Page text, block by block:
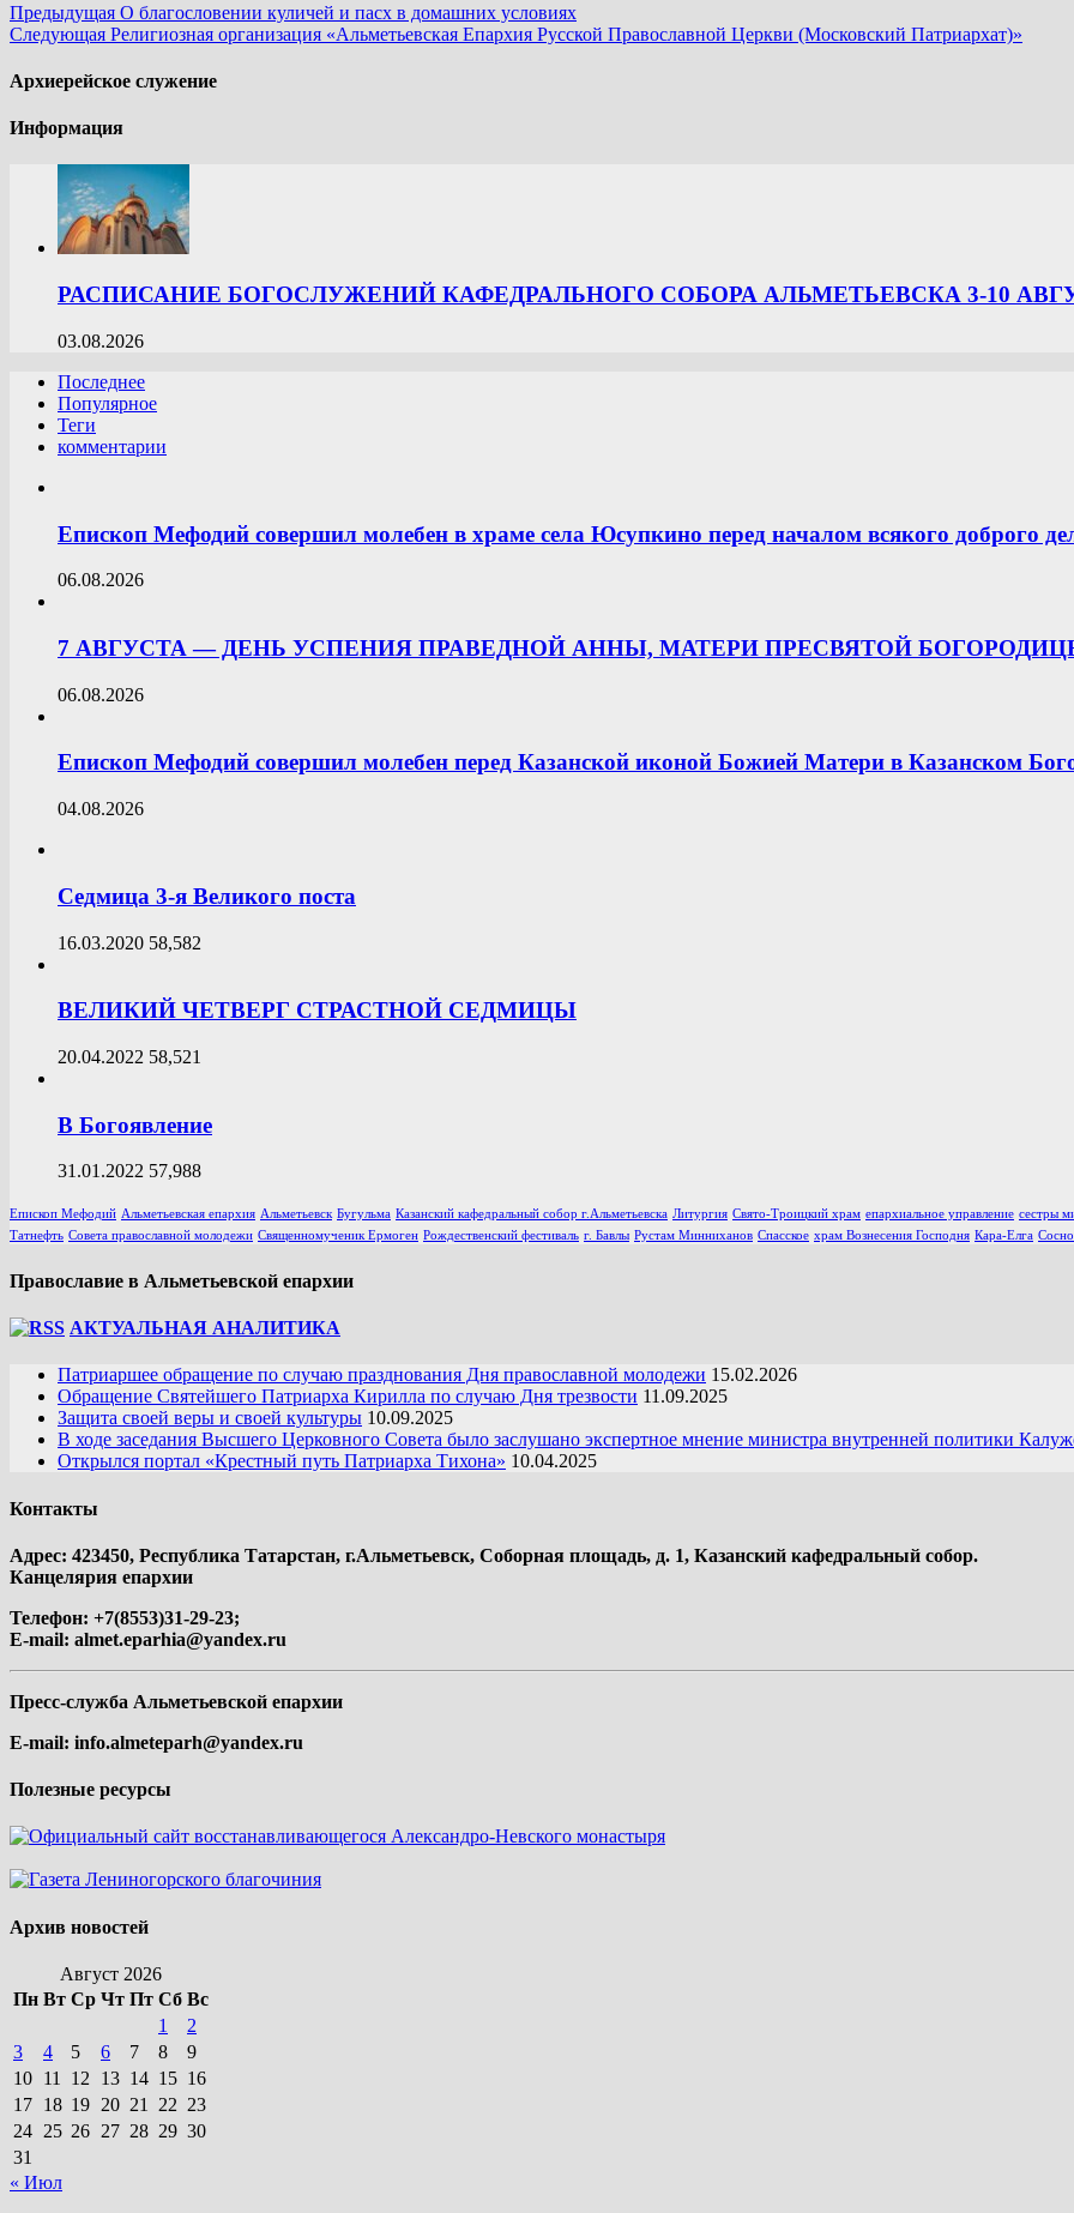
Предыдущая О благословении куличей и пасх в домашних условиях
Следующая Религиозная организация «Альметьевская Епархия Русской Православной Церкви (Московский Патриархат)»
Архиерейское служение
Информация
РАСПИСАНИЕ БОГОСЛУЖЕНИЙ КАФЕДРАЛЬНОГО СОБОРА АЛЬМЕТЬЕВСКА 3-10
03.08.2026
Последнее
Популярное
Теги
комментарии
Епископ Мефодий совершил молебен в храме села Юсупкино перед началом всякого доброго
06.08.2026
7 АВГУСТА — ДЕНЬ УСПЕНИЯ ПРАВЕДНОЙ АННЫ, МАТЕРИ ПРЕСВЯТОЙ
06.08.2026
Епископ Мефодий совершил молебен перед Казанской иконой Божией Матери в Казанском
04.08.2026
Седмица 3-я Великого поста
16.03.2020 58,582
ВЕЛИКИЙ ЧЕТВЕРГ СТРАСТНОЙ СЕДМИЦЫ
20.04.2022 58,521
В Богоявление
31.01.2022 57,988
Епископ Мефодий Альметьевская епархия Альметьевск Бугульма Казанский кафедральный собор г.Альметьевска Литургия Свято-Троицкий храм епархиальное управление сестры
Татнефть Совета православной молодежи Священномученик Ермоген Рождественский фестиваль г. Бавлы Рустам Минниханов Спасское храм Вознесения Господня Кара-Елга
Православие в Альметьевской епархии
АКТУАЛЬНАЯ АНАЛИТИКА
Патриаршее обращение по случаю празднования Дня православной молодежи 15.02.2026
Обращение Святейшего Патриарха Кирилла по случаю Дня трезвости 11.09.2025
Защита своей веры и своей культуры 10.09.2025
В ходе заседания Высшего Церковного Совета было заслушано экспертное мнение министра внутренней политики
Открылся портал «Крестный путь Патриарха Тихона» 10.04.2025
Контакты
Адрес: 423450, Республика Татарстан, г.Альметьевск, Соборная площадь, д. 1, Казанский кафедральный собор.
Канцелярия епархии
Телефон: +7(8553)31-29-23;
E-mail: almet.eparhia@yandex.ru
Пресс-служба Альметьевской епархии
E-mail: info.almeteparh@yandex.ru
Полезные ресурсы
Архив новостей
Август 2026
Пн Вт Ср Чт Пт Сб Вс
1
2
3
4 5 6 7 8
9
10 11 12 13 14 15 16
17 18 19 20 21 22 23
24 25 26 27 28 29 30
31
« Июл